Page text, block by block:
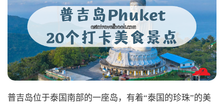
普吉岛位于泰国南部的一座岛，有着“泰国的珍珠”的美